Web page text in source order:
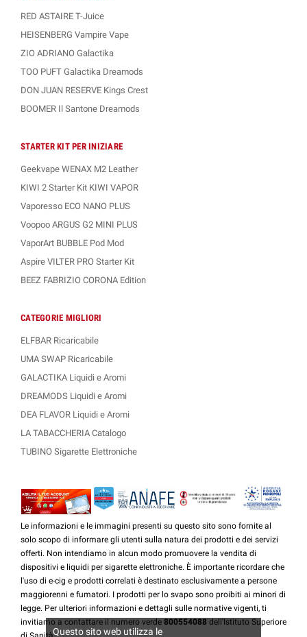
RED ASTAIRE T-Juice
HEISENBERG Vampire Vape
ZIO ADRIANO Galactika
TOO PUFT Galactika Dreamods
DON JUAN RESERVE Kings Crest
BOOMER Il Santone Dreamods
STARTER KIT PER INIZIARE
Geekvape WENAX M2 Leather
KIWI 2 Starter Kit KIWI VAPOR
Vaporesso ECO NANO PLUS
Voopoo ARGUS G2 MINI PLUS
VaporArt BUBBLE Pod Mod
Aspire VILTER PRO Starter Kit
BEEZ FABRIZIO CORONA Edition
CATEGORIE MIGLIORI
ELFBAR Ricaricabile
UMA SWAP Ricaricabile
GALACTIKA Liquidi e Aromi
DREAMODS Liquidi e Aromi
DEA FLAVOR Liquidi e Aromi
LA TABACCHERIA Catalogo
TUBINO Sigarette Elettroniche
Le informazioni e le immagini presenti su questo sito sono fornite al
solo scopo di informare gli utenti sulla natura dei prodotti e dei servizi
offerti. Non intendiamo in alcun modo promuovere la vendita di
dispositivi e liquidi per sigarette elettroniche. È importante ricordare che
l'uso di e-cig e prodotti correlati è destinato esclusivamente a persone
maggiorenni e fumatori. I prodotti per lo svapo sono proibiti ai minori di
legge. Per ulteriori informazioni e dettagli sulle normative vigenti, ti
invitiamo a contattare il numero verde 800554088 dell'Istituto Superiore
Questo sito web utilizza le